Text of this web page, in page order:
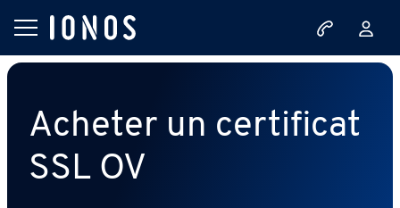
Acheter un certificat
SSL OV